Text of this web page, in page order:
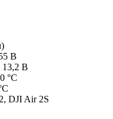
В
13,2 В
°C
DJI Air 2S